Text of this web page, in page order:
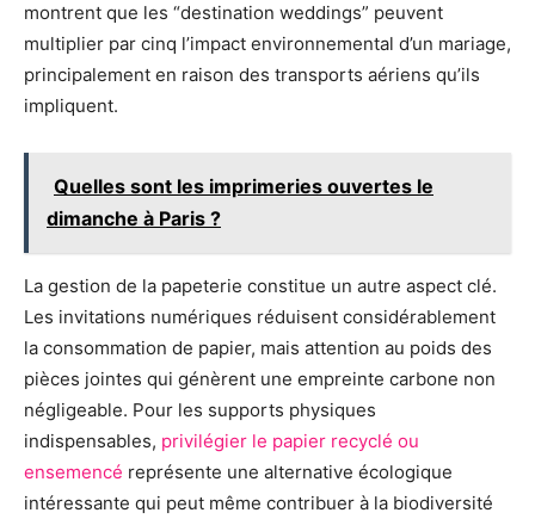
montrent que les “destination weddings” peuvent
multiplier par cinq l’impact environnemental d’un mariage,
principalement en raison des transports aériens qu’ils
impliquent.
Quelles sont les imprimeries ouvertes le
dimanche à Paris ?
La gestion de la papeterie constitue un autre aspect clé.
Les invitations numériques réduisent considérablement
la consommation de papier, mais attention au poids des
pièces jointes qui génèrent une empreinte carbone non
négligeable. Pour les supports physiques
indispensables, privilégier le papier recyclé ou
ensemencé représente une alternative écologique
intéressante qui peut même contribuer à la biodiversité